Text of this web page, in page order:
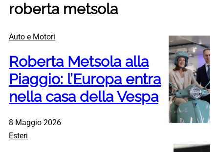
roberta metsola
Auto e Motori
Roberta Metsola alla
Piaggio: l’Europa entra
nella casa della Vespa
8 Maggio 2026
Esteri